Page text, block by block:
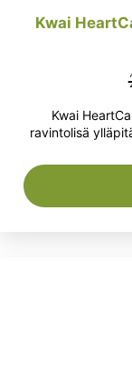
Kwai
Kwai
ravintolisä